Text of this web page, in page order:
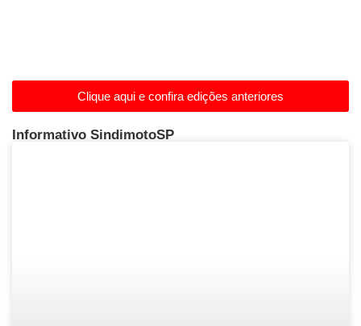
Clique aqui e confira edições anteriores
Informativo SindimotoSP